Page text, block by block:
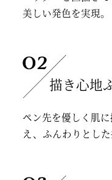
美しい発色を実現。
描き心地
ペン先を優しく肌
え、ふんわりとした